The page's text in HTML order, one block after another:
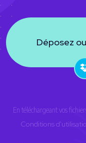
Déposez
En téléchargeant vos
Conditions